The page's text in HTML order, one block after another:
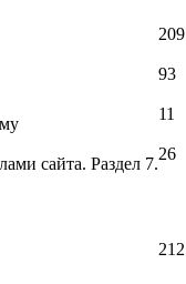
209
93
11
сайта. Раздел 7.
26
212